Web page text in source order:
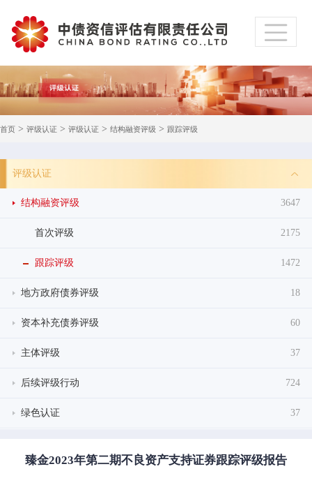
首页 > 评级认证 > 评级认证 > 结构融资评级 > 跟踪评级
评级认证
结构融资评级 3647
首次评级 2175
跟踪评级 1472
地方政府债券评级 18
资本补充债券评级 60
主体评级 37
后续评级行动 724
绿色认证 37
臻金2023年第二期不良资产支持证券跟踪评级报告